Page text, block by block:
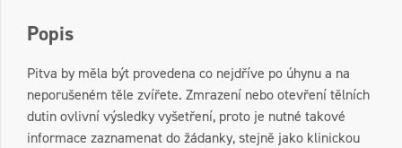
Popis
Pitva by měla být provedena co nejdříve po úhynu a na
neporušeném těle zvířete. Zmrazení nebo otevření tělních
dutin ovlivní výsledky vyšetření, proto je nutné takové
informace zaznamenat do žádanky, stejně jako klinickou